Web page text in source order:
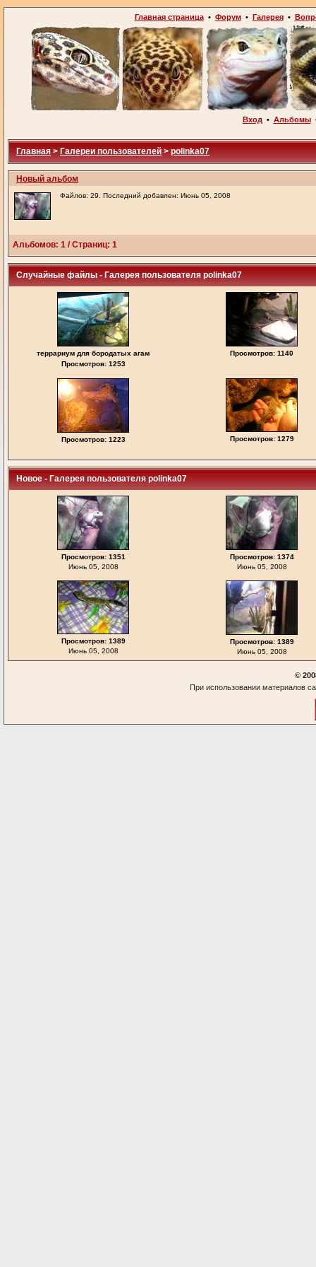
Главная страница• Форум• Галерея•
Вход • Альбомы
Главная > Галереи пользователей > polinka07
Новый альбом
Файлов: 29. Последний добавлен: Июнь 05, 2008
Альбомов: 1 / Страниц: 1
Случайные файлы - Галерея пользователя polinka07
террариум для бородатых агам
Просмотров: 1253
Просмотров: 1140
Просмотров: 1223 Просмотров: 1279
Новое - Галерея пользователя polinka07
Просмотров: 1351
Июнь 05, 2008
Просмотров: 1374
Июнь 05, 2008
Просмотров: 1389
Июнь 05, 2008
Просмотров: 1389
Июнь 05, 2008
©
При использовании материалов